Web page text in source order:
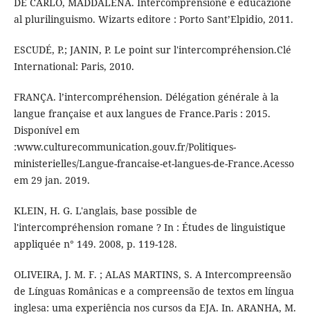
al plurilinguismo. Wizarts editore : Porto Sant’Elpidio, 2011.
ESCUDÉ, P.; JANIN, P. Le point sur l'intercompréhension.Clé
International: Paris, 2010.
FRANÇA. l’intercompréhension. Délégation générale à la
langue française et aux langues de France.Paris : 2015.
Disponível em
:www.culturecommunication.gouv.fr/Politiques-
ministerielles/Langue-francaise-et-langues-de-France.Acesso
em 29 jan. 2019.
KLEIN, H. G. L'anglais, base possible de
l'intercompréhension romane ? In : Études de linguistique
appliquée n° 149. 2008, p. 119-128.
OLIVEIRA, J. M. F. ; ALAS MARTINS, S. A Intercompreensão
de Línguas Românicas e a compreensão de textos em língua
inglesa: uma experiência nos cursos da EJA. In. ARANHA, M.